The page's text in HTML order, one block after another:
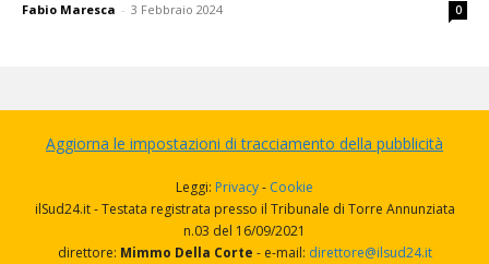
Fabio Maresca - 3 Febbraio 2024 0
Aggiorna le impostazioni di tracciamento della pubblicità
Leggi: Privacy- Cookie
ilSud24.it - Testata registrata presso il Tribunale di Torre Annunziata
n.03 del 16/09/2021
direttore: Mimmo Della Corte - e-mail: direttore@ilsud24.it